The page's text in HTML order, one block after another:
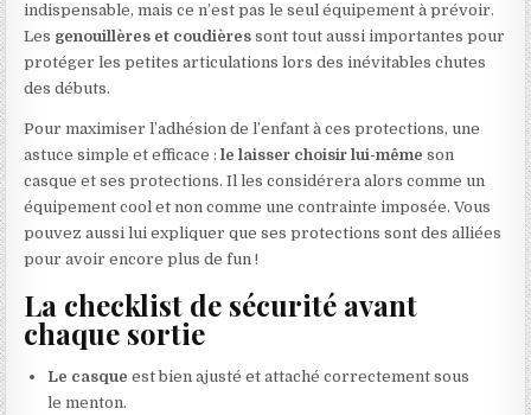
indispensable, mais ce n’est pas le seul équipement à prévoir.
Les genouillères et coudières sont tout aussi importantes pour
protéger les petites articulations lors des inévitables chutes
des débuts.
Pour maximiser l’adhésion de l’enfant à ces protections, une
astuce simple et efficace :le laisser choisir lui-même son
casque et ses protections. Il les considérera alors comme un
équipement cool et non comme une contrainte imposée. Vous
pouvez aussi lui expliquer que ses protections sont des alliées
pour avoir encore plus de fun !
La checklist de sécurité avant
chaque sortie
Le casque est bien ajusté et attaché correctement sous
le menton.